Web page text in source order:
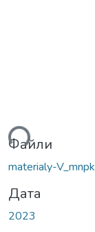
Файли
materialy-
Дата
2023